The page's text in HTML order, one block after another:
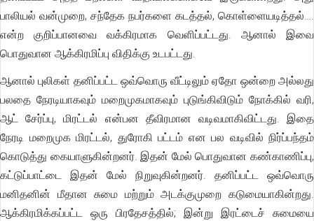
பாலியல் வன்முறை, சந்தேக நபர்களை கடத்தல், கொள்ளையடித்தல்….
என்ற குறிப்பானவை வக்கிரமாக வெளிப்பட்டது. ஆனால் இவை
பொதுவான ஆக்கிரமிப்பு விதிக்கு உடபட்டது.
ஆனால் புலிகள் தனிப்பட்ட ஒவ்வொரு வீட்டிலும் ஏதோ ஒன்றை அல்லது
பலதை நேரடியாகவும் மறைமுகமாகவும் புடுங்கிவிடும் நோக்கில் வரி,
ஆட் சேர்ப்பு, மிரட்டல் என்பன தீவிரமான வடிவமாகிவிட்டது. இதை
நேரடி மறைமுக மிரட்டல், துரோகி பட்டம் என பல வடிவில் நிர்ப்பந்தம்
கொடுத்து கையாளுகின்றனர். இதன் மேல் பொதுவான கண்காணிப்பு,
கட்டுப்பாட்டை இதன் மேல் நிறுவுகின்றனர். தனிப்பட்ட ஒவ்வொரு
மனிதனின் மீதான சுமை மற்றும் அடக்குமுறை கடுமையாகின்றது.
ஆக்கிரமிக்கப்பட்ட ஒரு பிரதேசத்தில்; இன்று இரட்டைச் சுமையை